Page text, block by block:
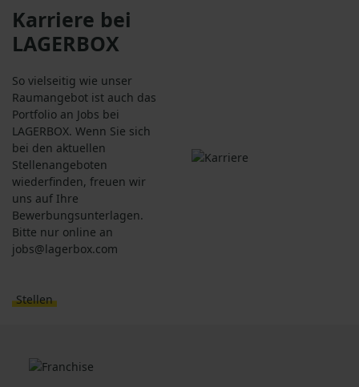
Karriere bei
LAGERBOX
So vielseitig wie unser
Raumangebot ist auch das
Portfolio an Jobs bei
LAGERBOX. Wenn Sie sich
bei den aktuellen
Stellenangeboten
wiederfinden, freuen wir
uns auf Ihre
Bewerbungsunterlagen.
Bitte nur online an
jobs@lagerbox.com
Stellen